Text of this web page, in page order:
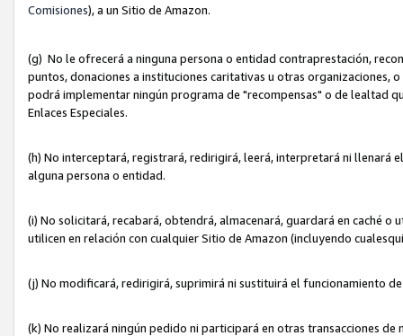
Comisiones), a un Sitio de Amazon.
(g) No le ofrecerá a ninguna persona o entidad contraprestación,
puntos, donaciones a instituciones caritativas u otras organizaciones,
podrá implementar ningún programa de "recompensas" o de lealtad
Enlaces Especiales.
(h) No interceptará, registrará, redirigirá, leerá, interpretará ni
alguna persona o entidad.
(i) No solicitará, recabará, obtendrá, almacenará, guardará en caché
utilicen en relación con cualquier Sitio de Amazon (incluyendo
(j) No modificará, redirigirá, suprimirá ni sustituirá el funcionamiento
(k) No realizará ningún pedido ni participará en otras transacciones